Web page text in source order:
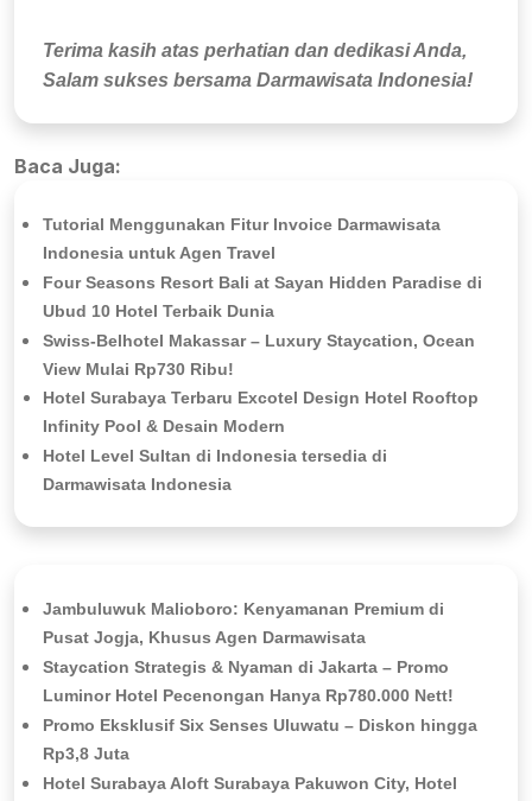
Terima kasih atas perhatian dan dedikasi Anda,
Salam sukses bersama Darmawisata Indonesia!
Baca Juga:
Tutorial Menggunakan Fitur Invoice Darmawisata
Indonesia untuk Agen Travel
Four Seasons Resort Bali at Sayan Hidden Paradise di
Ubud 10 Hotel Terbaik Dunia
Swiss-Belhotel Makassar – Luxury Staycation, Ocean
View Mulai Rp730 Ribu!
Hotel Surabaya Terbaru Excotel Design Hotel Rooftop
Infinity Pool & Desain Modern
Hotel Level Sultan di Indonesia tersedia di
Darmawisata Indonesia
Jambuluwuk Malioboro: Kenyamanan Premium di
Pusat Jogja, Khusus Agen Darmawisata
Staycation Strategis & Nyaman di Jakarta – Promo
Luminor Hotel Pecenongan Hanya Rp780.000 Nett!
Promo Eksklusif Six Senses Uluwatu – Diskon hingga
Rp3,8 Juta
Hotel Surabaya Aloft Surabaya Pakuwon City, Hotel